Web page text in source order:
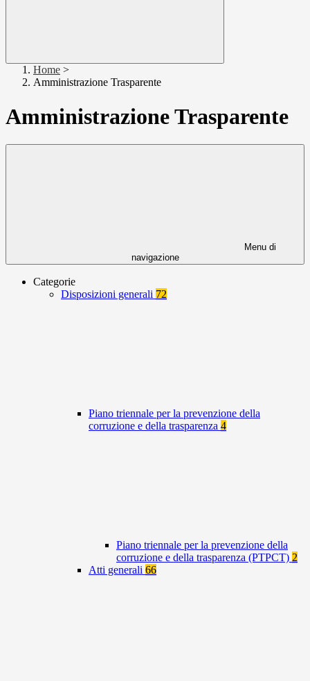
Home >
Amministrazione Trasparente
Amministrazione Trasparente
Menu di
navigazione
Categorie
Disposizioni generali 72
Piano triennale per la prevenzione della
corruzione e della trasparenza 4
Piano triennale per la prevenzione della
corruzione e della trasparenza (PTPCT) 2
Atti generali 66